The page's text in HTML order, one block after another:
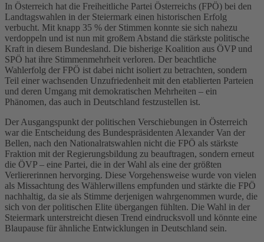
In Österreich hat die Freiheitliche Partei Österreichs (FPÖ) bei den
Landtagswahlen in der Steiermark einen historischen Erfolg
verbucht. Mit knapp 35 % der Stimmen konnte sie sich nahezu
verdoppeln und ist nun mit großem Abstand die stärkste politische
Kraft in diesem Bundesland. Die bisherige Koalition aus ÖVP und
SPÖ hat ihre Stimmenmehrheit verloren. Der beachtliche
Wahlerfolg der FPÖ ist dabei nicht isoliert zu betrachten, sondern
Teil einer wachsenden Unzufriedenheit mit den etablierten Parteien
und deren Umgang mit demokratischen Mehrheiten – ein
Phänomen, das auch in Deutschland festzustellen ist.
Der Ausgangspunkt der politischen Verschiebungen in Österreich
war die Entscheidung des Bundespräsidenten Alexander Van der
Bellen, nach den Nationalratswahlen nicht die FPÖ als stärkste
Fraktion mit der Regierungsbildung zu beauftragen, sondern erneut
die ÖVP – eine Partei, die in der Wahl als eine der größten
Verliererinnen hervorging. Diese Vorgehensweise wurde von vielen
als Missachtung des Wählerwillens empfunden und stärkte die FPÖ
nachhaltig, da sie als Stimme derjenigen wahrgenommen wurde, die
sich von der politischen Elite übergangen fühlten. Die Wahl in der
Steiermark unterstreicht diesen Trend eindrucksvoll und könnte eine
Blaupause für ähnliche Entwicklungen in Deutschland sein.